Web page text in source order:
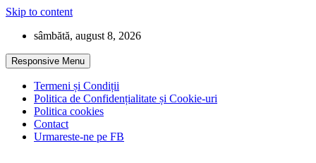
Skip to content
sâmbătă, august 8, 2026
Responsive Menu
Termeni și Condiții
Politica de Confidențialitate și Cookie-uri
Politica cookies
Contact
Urmareste-ne pe FB